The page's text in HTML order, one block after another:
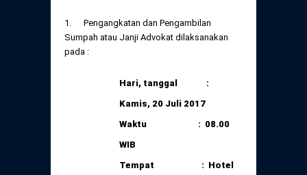
Daftar Perkara Dewan Kehormatan Daerah
1. Pengangkatan dan Pengambilan
Sumpah atau Janji Advokat dilaksanakan
pada :
Hari, tanggal :
Kamis, 20 Juli 2017
Waktu : 08.00
WIB
Tempat : Hotel